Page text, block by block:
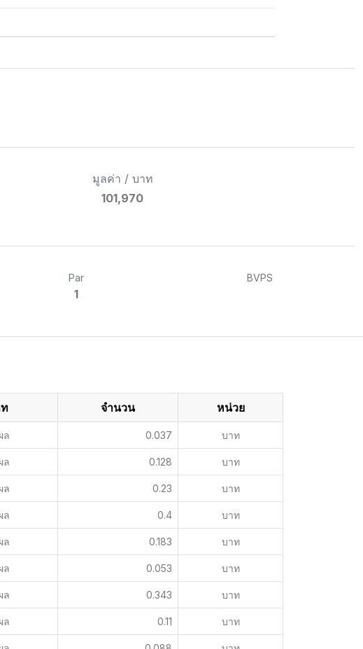
มูลค่า / บาท
101,970
Par
1
BVPS
จำนวน หน่วย
ล 0.037 บาท
ล 0.128 บาท
ล 0.23 บาท
ล 0.4 บาท
ล 0.183 บาท
ล 0.053 บาท
ล 0.343 บาท
ล 0.11 บาท